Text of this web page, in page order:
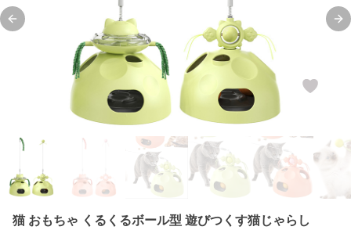
Previous slide
猫 おもちゃ くるくるボール型 遊びつくす猫じゃらし